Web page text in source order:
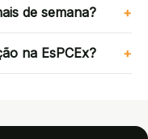
de semana? +
na EsPCEx? +